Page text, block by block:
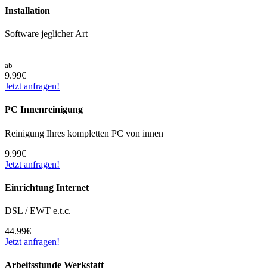
Installation
Software jeglicher Art
ab
9.99€
Jetzt anfragen!
PC Innenreinigung
Reinigung Ihres kompletten PC von innen
9.99€
Jetzt anfragen!
Einrichtung Internet
DSL / EWT e.t.c.
44.99€
Jetzt anfragen!
Arbeitsstunde Werkstatt